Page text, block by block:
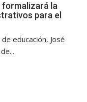
formalizará la
para el
educación, José